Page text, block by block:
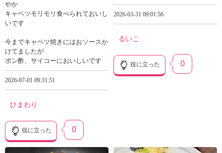
やか
キャベツモリモリ食べられておいし
いです
今までキャベツ焼きにはおソースか
けてましたが
ポン酢、サイコーにおいしいです
2026-07-01 09:31:51
ひまわり
役に立った 0
2026-03-31 09:01:56
るいこ
役に立った 0